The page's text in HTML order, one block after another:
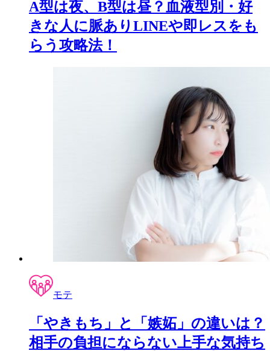
A型は夜、B型は昼？血液型別・好
きな人に脈ありLINEや即レスをも
らう攻略法！
モテ
「やきもち」と「嫉妬」の違いは？
相手の負担にならない上手な気持ち